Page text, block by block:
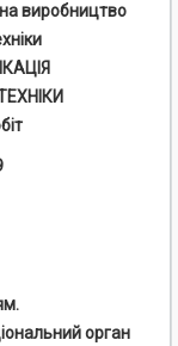
виробництво
орган